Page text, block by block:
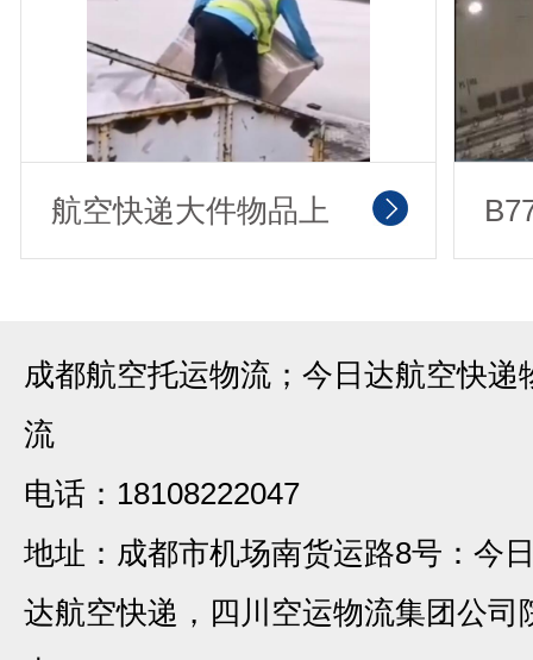
航空快递大件物品上
成都航空托运物流；今日达航空快递
流
电话：18108222047
地址：成都市机场南货运路8号：今
达航空快递，四川空运物流集团公司